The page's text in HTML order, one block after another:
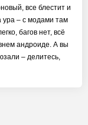
все блестит и
ура – с модами там
багов нет, всё
андроиде. А вы
– делитесь,